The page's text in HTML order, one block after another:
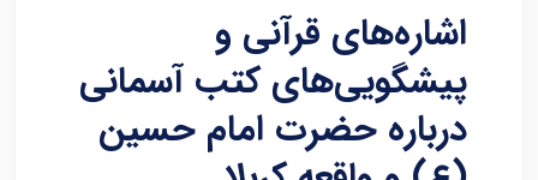
اشاره‌های قرآنی و
پیشگویی‌های کتب آسمانی
درباره حضرت امام حسین